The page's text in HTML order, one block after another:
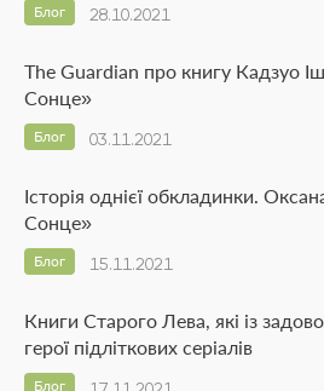
28.10.2021
Блог
The Guardian про книгу Кадзуо
Сонце»
03.11.2021
Блог
Історія однієї обкладинки.
Сонце»
15.11.2021
Блог
Книги Старого Лева, які із
герої підліткових серіалів
Блог